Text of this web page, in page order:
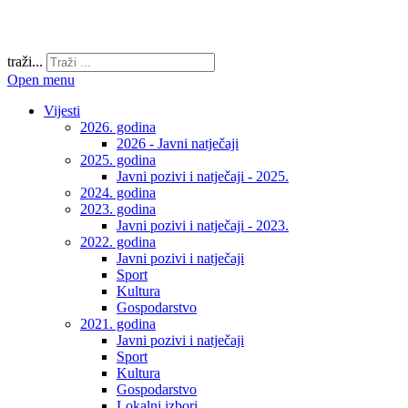
traži...
Open menu
Vijesti
2026. godina
2026 - Javni natječaji
2025. godina
Javni pozivi i natječaji - 2025.
2024. godina
2023. godina
Javni pozivi i natječaji - 2023.
2022. godina
Javni pozivi i natječaji
Sport
Kultura
Gospodarstvo
2021. godina
Javni pozivi i natječaji
Sport
Kultura
Gospodarstvo